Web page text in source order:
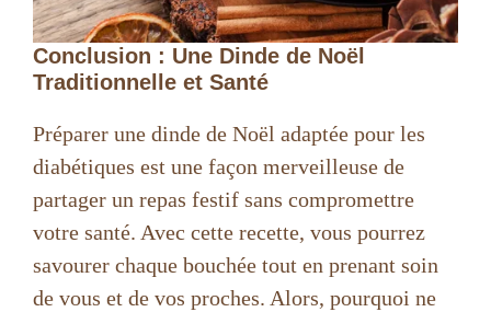
Conclusion : Une Dinde de Noël
Traditionnelle et Santé
Préparer une dinde de Noël adaptée pour les
diabétiques est une façon merveilleuse de
partager un repas festif sans compromettre
votre santé. Avec cette recette, vous pourrez
savourer chaque bouchée tout en prenant soin
de vous et de vos proches. Alors, pourquoi ne